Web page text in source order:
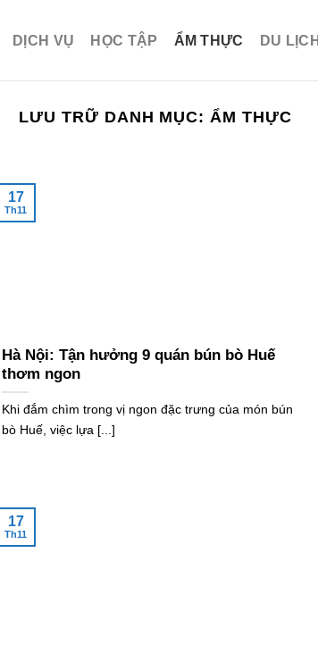
DỊCH VỤ HỌC TẬP ẨM THỰC DU LỊCH
LƯU TRỮ DANH MỤC: ẨM THỰC
Hà Nội: Tận hưởng 9 quán bún bò Huế
thơm ngon
Khi đắm chìm trong vị ngon đặc trưng của món bún
bò Huế, việc lựa [...]
17
Th11
17
Th11